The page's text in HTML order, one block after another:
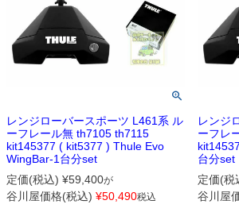
レンジローバースポーツ L461系 ル
ーフレール無 th7105 th7115
kit145377 ( kit5377 ) Thule Evo
WingBar-1台分set
定価(税込) ¥59,400が
谷川屋価格(税込) ¥50,490税込
レンジ
ーフレ
台分set
定価(税
谷川屋